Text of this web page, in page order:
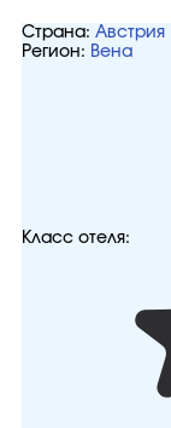
Страна: Австрия
Регион: Вена
Класс отеля: